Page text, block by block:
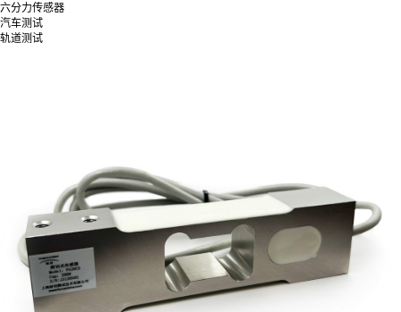
六分力传感器
汽车测试
轨道测试